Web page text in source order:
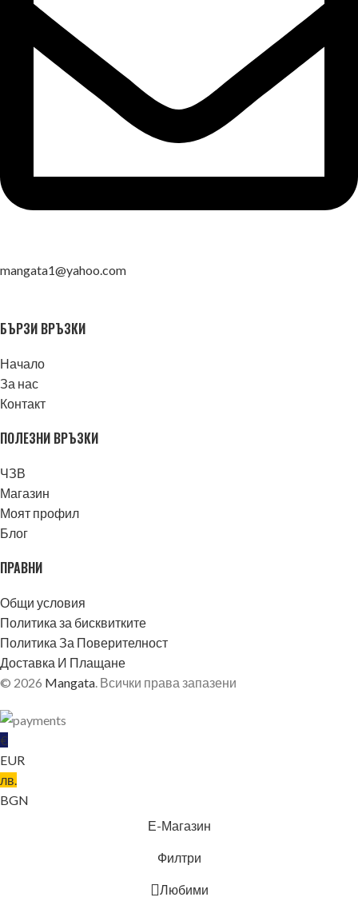
mangata1@yahoo.com
БЪРЗИ ВРЪЗКИ
Начало
За нас
Контакт
ПОЛЕЗНИ ВРЪЗКИ
ЧЗВ
Магазин
Моят профил
Блог
ПРАВНИ
Общи условия
Политика за бисквитките
Политика За Поверителност
Доставка И Плащане
© 2026 Mangata. Всички права запазени
€
EUR
лв.
BGN
Е-Магазин
Филтри
Любими